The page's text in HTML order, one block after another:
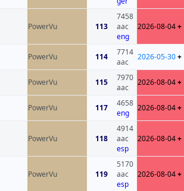
PowerVu 113
7458
aac
eng
2026-08-04+
PowerVu 114
7714
aac
2026-05-30+
PowerVu 115
7970
aac
2026-08-04+
PowerVu 117
4658
eng
2026-08-04+
PowerVu
118
4914
aac
esp
2026-08-04+
PowerVu
119
5170
aac
esp
2026-08-04+